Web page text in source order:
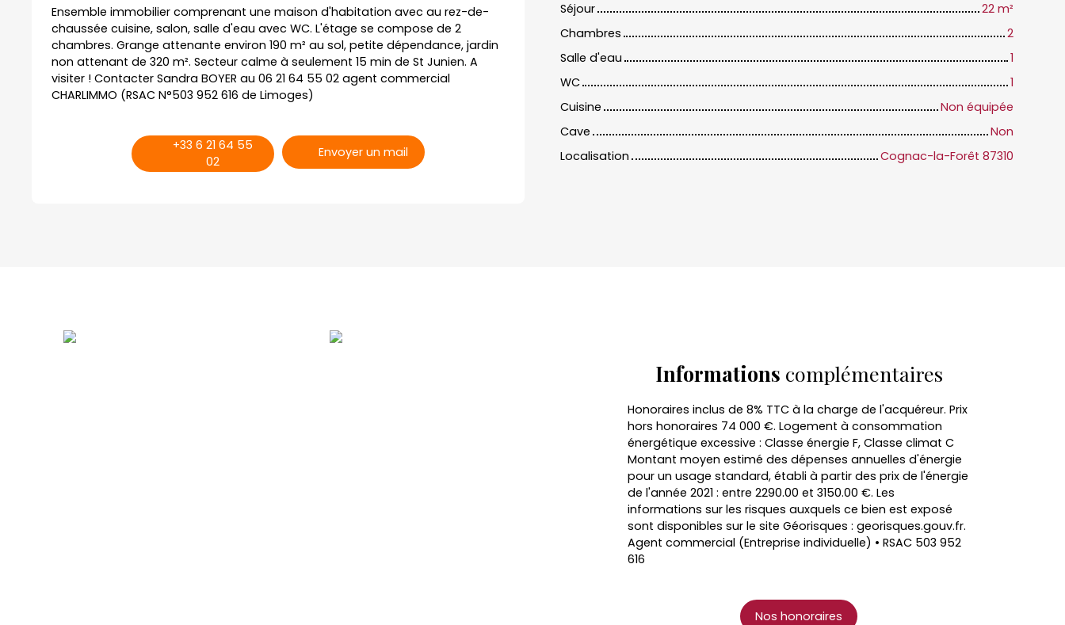
Ensemble immobilier comprenant une maison d'habitation avec au rez-de-
chaussée cuisine, salon, salle d'eau avec WC. L'étage se compose de 2
chambres. Grange attenante environ 190 m² au sol, petite dépendance, jardin
non attenant de 320 m². Secteur calme à seulement 15 min de St Junien. A
visiter ! Contacter Sandra BOYER au 06 21 64 55 02 agent commercial
CHARLIMMO (RSAC N°503 952 616 de Limoges)
+33 6 21 64 55
02
Envoyer un mail
Séjour
22 m²
Chambres
2
Salle d'eau
1
WC
1
Cuisine
Non équipée
Cave
Non
Localisation
Cognac-la-Forêt 87310
Informations complémentaires
Honoraires inclus de 8% TTC à la charge de l'acquéreur. Prix
hors honoraires 74 000 €. Logement à consommation
énergétique excessive : Classe énergie F, Classe climat C
Montant moyen estimé des dépenses annuelles d'énergie
pour un usage standard, établi à partir des prix de l'énergie
de l'année 2021 : entre 2290.00 et 3150.00 €. Les
informations sur les risques auxquels ce bien est exposé
sont disponibles sur le site Géorisques : georisques.gouv.fr.
Agent commercial (Entreprise individuelle) • RSAC 503 952
616
Nos honoraires